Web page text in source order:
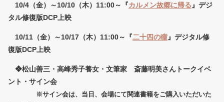
10/4（金）～10/10（木）11:00～『カルメン故郷に帰る 』デジ
タル修復版DCP上映
10/11（金）～10/17（木）11:00～『二十四の瞳』デジタル修
復版DCP上映
❖松山善三・高峰秀子養女・文筆家 斎藤明美さんトークイベ
ント・サイン会
※サイン会は、当日、会場にて関連書籍をご購入いただいた